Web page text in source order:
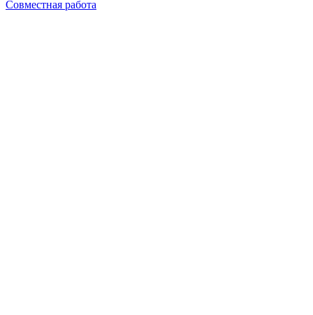
Совместная работа